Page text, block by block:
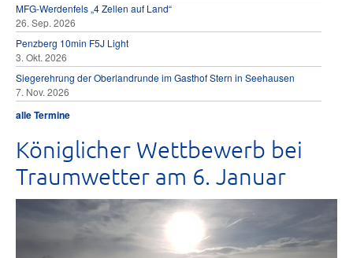
Königlicher Wettbewerb bei
Traumwetter am 6. Januar
MFG-Werdenfels „4 Zellen auf Land“
26. Sep. 2026
Penzberg 10min F5J Light
3. Okt. 2026
Siegerehrung der Oberlandrunde im Gasthof Stern in Seehausen
7. Nov. 2026
alle Termine